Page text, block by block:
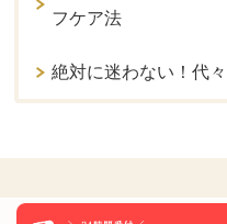
フケア法
絶対に迷わない！代